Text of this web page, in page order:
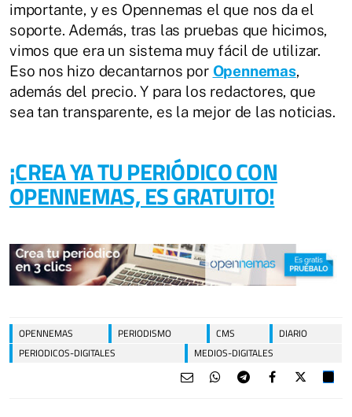
importante, y es Opennemas el que nos da el
soporte. Además, tras las pruebas que hicimos,
vimos que era un sistema muy fácil de utilizar.
Eso nos hizo decantarnos por Opennemas,
además del precio. Y para los redactores, que
sea tan transparente, es la mejor de las noticias.
¡CREA YA TU PERIÓDICO CON
OPENNEMAS, ES GRATUITO!
OPENNEMAS PERIODISMO CMS
DIARIO
PERIODICOS-DIGITALES
MEDIOS-DIGITALES